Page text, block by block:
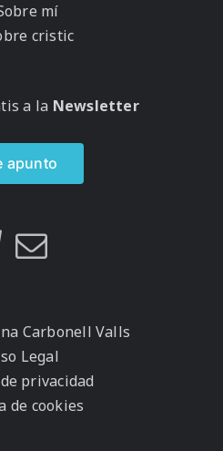
mí
cristic
a la Newsletter
apunto
Carbonell Valls
Legal
privacidad
de cookies